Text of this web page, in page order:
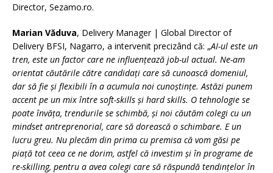
Director, Sezamo.ro.
Marian Văduva, Delivery Manager | Global Director of
Delivery BFSI, Nagarro, a intervenit precizând că: „AI-ul este un
tren, este un factor care ne influențează job-ul actual. Ne-am
orientat căutările către candidați care să cunoască domeniul,
dar să fie și flexibili în a acumula noi cunoștințe. Astăzi punem
accent pe un mix între soft-skills și hard skills. O tehnologie se
poate învăța, trendurile se schimbă, și noi căutăm colegi cu un
mindset antreprenorial, care să dorească o schimbare. E un
lucru greu. Nu plecăm din prima cu premisa că vom găsi pe
piață tot ceea ce ne dorim, astfel că investim și în programe de
re-skilling, pentru a avea colegi care să răspundă tendințelor în